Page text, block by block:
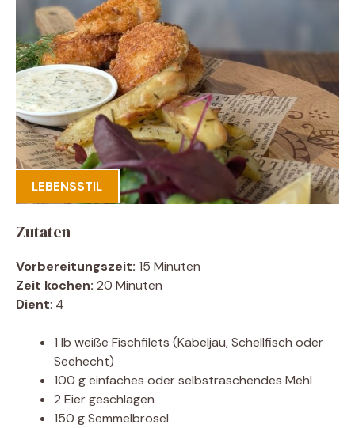
LEBENSSTIL
Zutaten
Vorbereitungszeit: 15 Minuten
Zeit kochen: 20 Minuten
Dient: 4
1 lb weiße Fischfilets (Kabeljau, Schellfisch oder
Seehecht)
100 g einfaches oder selbstraschendes Mehl
2 Eier geschlagen
150 g Semmelbrösel